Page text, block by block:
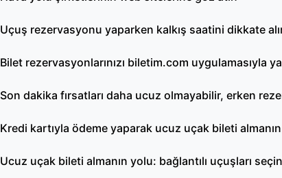
Uçuş rezervasyonu yaparken kalkış saatini dikkate
Bilet rezervasyonlarınızı biletim.com uygulamasıyla
Son dakika fırsatları daha ucuz olmayabilir, erken
Kredi kartıyla ödeme yaparak ucuz uçak bileti almanın
Ucuz uçak bileti almanın yolu: bağlantılı uçuşları seçin